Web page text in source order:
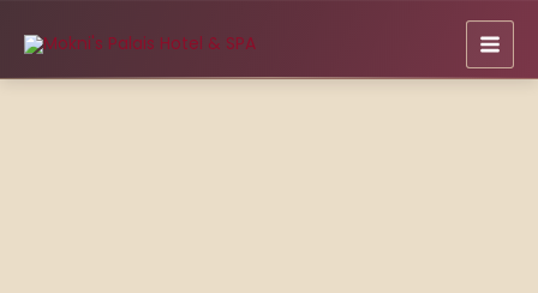
Inhalt
springen